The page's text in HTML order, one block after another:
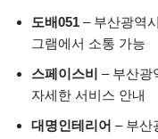
도배051 – 부산광역
그램에서 소통 가능
스페이스비 – 부산광
자세한 서비스 안내
대명인테리어 – 부산